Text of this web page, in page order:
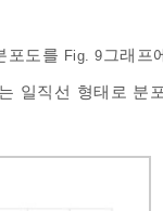
포도를 Fig. 9그래프
일직선 형태로 분